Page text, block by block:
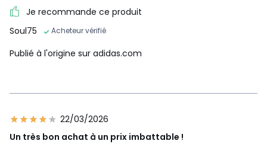
Je recommande ce produit
Soul75
Acheteur vérifié
Publié à l'origine sur adidas.com
22/03/2026
Un très bon achat à un prix imbattable !